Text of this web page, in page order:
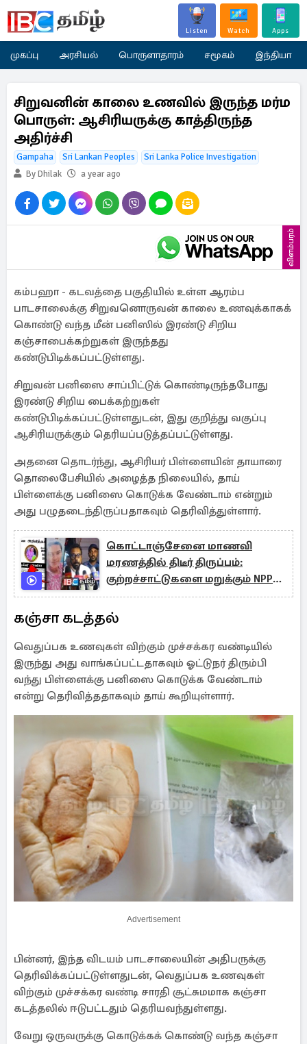
Listen Watch Apps
முகப்பு அரசியல் பொருளாதாரம் சமூகம் இந்தியா
சிறுவனின் காலை உணவில் இருந்த மர்ம
பொருள்: ஆசிரியருக்கு காத்திருந்த
அதிர்ச்சி
Gampaha Sri Lankan Peoples
Sri Lanka Police Investigation
By Dhilak
a year ago
விளம்பரம்
கம்பஹா - கடவத்தை பகுதியில் உள்ள ஆரம்ப
பாடசாலைக்கு சிறுவனொருவன் காலை உணவுக்காகக்
கொண்டு வந்த மீன் பனிஸில் இரண்டு சிறிய
கஞ்சாபைக்கற்றுகள் இருந்தது
கண்டுபிடிக்கப்பட்டுள்ளது.
சிறுவன் பனிஸை சாப்பிட்டுக் கொண்டிருந்தபோது
இரண்டு சிறிய பைக்கற்றுகள்
கண்டுபிடிக்கப்பட்டுள்ளதுடன், இது குறித்து வகுப்பு
ஆசிரியருக்கும் தெரியப்படுத்தப்பட்டுள்ளது.
அதனை தொடர்ந்து, ஆசிரியர் பிள்ளையின் தாயாரை
தொலைபேசியில் அழைத்த நிலையில், தாய்
பிள்ளைக்கு பனிஸை கொடுக்க வேண்டாம் என்றும்
அது பழுதடைந்திருப்பதாகவும் தெரிவித்துள்ளார்.
கொட்டாஞ்சேனை மாணவி
மரணத்தில் திடீர் திருப்பம்:
குற்றச்சாட்டுகளை மறுக்கும் NPP
அமைப்பாளர்
கஞ்சா கடத்தல்
வெதுப்பக உணவுகள் விற்கும் முச்சக்கர வண்டியில்
இருந்து அது வாங்கப்பட்டதாகவும் ஓட்டுநர் திரும்பி
வந்து பிள்ளைக்கு பனிஸை கொடுக்க வேண்டாம்
என்று தெரிவித்ததாகவும் தாய் கூறியுள்ளார்.
Advertisement
பின்னர், இந்த விடயம் பாடசாலையின் அதிபருக்கு
தெரிவிக்கப்பட்டுள்ளதுடன், வெதுப்பக உணவுகள்
விற்கும் முச்சக்கர வண்டி சாரதி சூட்சுமமாக கஞ்சா
கடத்தலில் ஈடுபட்டதும் தெரியவந்துள்ளது.
வேறு ஒருவருக்கு கொடுக்கக் கொண்டு வந்த கஞ்சா